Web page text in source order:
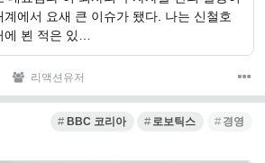
계에서 요새 큰 이슈가 됐다. 나는 신철호
에 뵌 적은 있…
리액션유저
BBC 코리아 로보틱스 경영